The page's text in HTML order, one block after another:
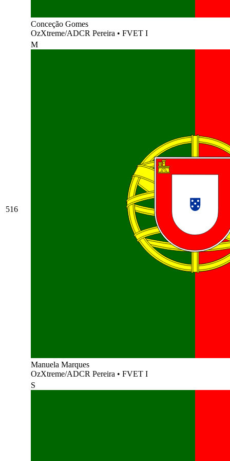
Conceção Gomes
OzXtreme/ADCR Pereira • FVET I
516
M
Manuela Marques
OzXtreme/ADCR Pereira • FVET I
S